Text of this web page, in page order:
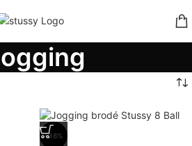
-38%